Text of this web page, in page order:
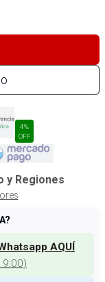
4%
OFF
y Regiones
AQUÍ
)